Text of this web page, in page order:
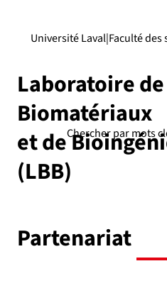
Laboratoire de
Biomatériaux
et de
(LBB)
|
Université Laval Faculté des
Partenariat